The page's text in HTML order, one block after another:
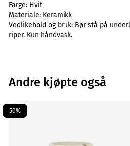
Farge: Hvit
Materiale: Keramikk
Vedlikehold og bruk: Bør stå på
riper. Kun håndvask.
Andre kjøpte også
50%